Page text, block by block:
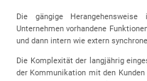
Die gängige
Unternehmen vorhandene
und dann intern wie extern
Die Komplexität der langjährig
der Kommunikation mit den